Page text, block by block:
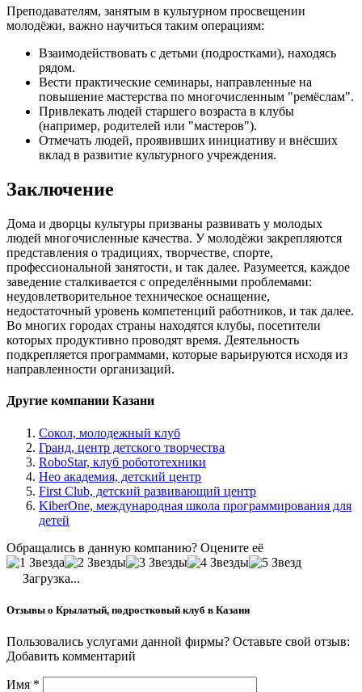
Преподавателям, занятым в культурном просвещении
молодёжи, важно научиться таким операциям:
Взаимодействовать с детьми (подростками), находясь
рядом.
Вести практические семинары, направленные на
повышение мастерства по многочисленным "ремёслам".
Привлекать людей старшего возраста в клубы
(например, родителей или "мастеров").
Отмечать людей, проявивших инициативу и внёсших
вклад в развитие культурного учреждения.
Заключение
Дома и дворцы культуры призваны развивать у молодых
людей многочисленные качества. У молодёжи закрепляются
представления о традициях, творчестве, спорте,
профессиональной занятости, и так далее. Разумеется, каждое
заведение сталкивается с определёнными проблемами:
неудовлетворительное техническое оснащение,
недостаточный уровень компетенций работников, и так далее.
Во многих городах страны находятся клубы, посетители
которых продуктивно проводят время. Деятельность
подкрепляется программами, которые варьируются исходя из
направленности организаций.
Другие компании Казани
Сокол, молодежный клуб
Гранд, центр детского творчества
RoboStar, клуб робототехники
Нео академия, детский центр
First Club, детский развивающий центр
KiberOne, международная школа программирования для
детей
Обращались в данную компанию? Оцените её
Загрузка...
Отзывы о Крылатый, подростковый клуб в Казани
Пользовались услугами данной фирмы? Оставьте свой отзыв:
Добавить комментарий
Имя *